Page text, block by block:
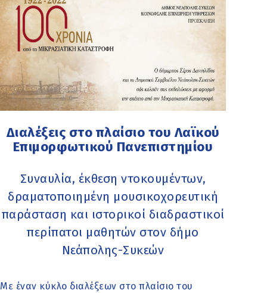
Διαλέξεις στο πλαίσιο του Λαϊκού
Επιμορφωτικού Πανεπιστημίου
Συναυλία, έκθεση ντοκουμέντων,
δραματοποιημένη μουσικοχορευτική
παράσταση και ιστορικοί διαδραστικοί
περίπατοι μαθητών στον δήμο
Νεάπολης-Συκεών
Με έναν κύκλο διαλέξεων στο πλαίσιο του